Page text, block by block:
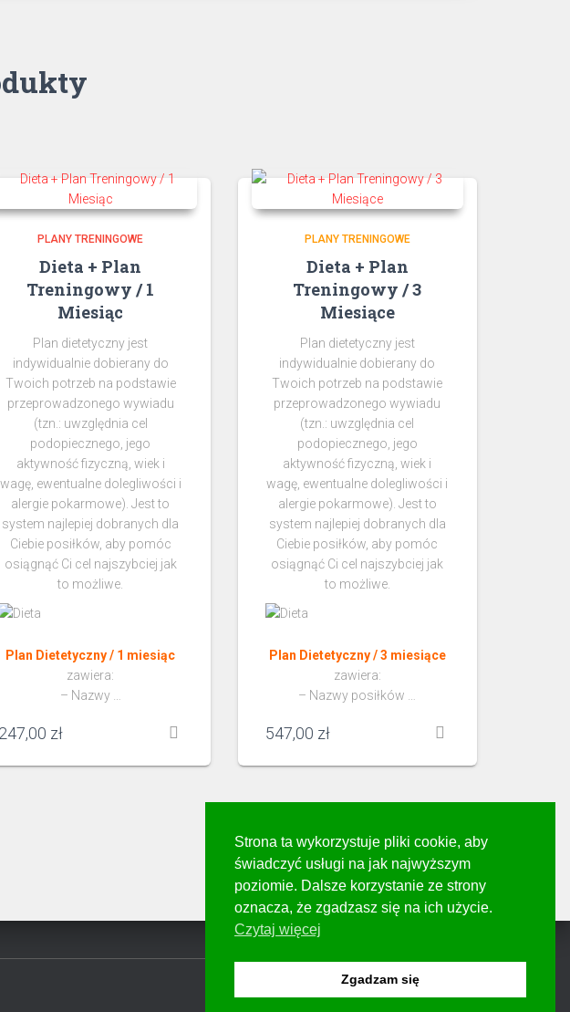
PLANY TRENINGOWE
Dieta + Plan
Treningowy / 1
Miesiąc
Plan dietetyczny jest
indywidualnie dobierany do
Twoich potrzeb na podstawie
przeprowadzonego wywiadu
(tzn.: uwzględnia cel
podopiecznego, jego
aktywność fizyczną, wiek i
wagę, ewentualne dolegliwości i
alergie pokarmowe). Jest to
system najlepiej dobranych dla
Ciebie posiłków, aby pomóc
osiągnąć Ci cel najszybciej jak
to możliwe.
Plan Dietetyczny / 1 miesiąc
zawiera:
– Nazwy …
247,00 zł
PLANY TRENINGOWE
Dieta + Plan
Treningowy / 3
Miesiące
Plan dietetyczny jest
indywidualnie dobierany do
Twoich potrzeb na podstawie
przeprowadzonego wywiadu
(tzn.: uwzględnia cel
podopiecznego, jego
aktywność fizyczną, wiek i
wagę, ewentualne dolegliwości i
alergie pokarmowe). Jest to
system najlepiej dobranych dla
Ciebie posiłków, aby pomóc
osiągnąć Ci cel najszybciej jak
to możliwe.
Plan Dietetyczny / 3 miesiące
zawiera:
– Nazwy posiłków …
547,00 zł
Hestia | Stworzone przezThemeIsle
Strona ta wykorzystuje pliki cookie, aby
świadczyć usługi na jak najwyższym
poziomie. Dalsze korzystanie ze strony
oznacza, że zgadzasz się na ich użycie.
Czytaj więcej
Zgadzam się